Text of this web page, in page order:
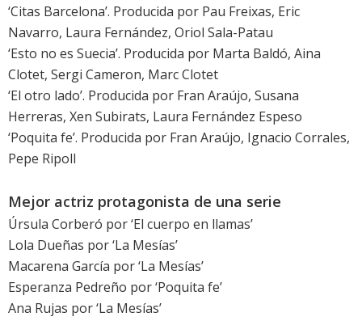
‘Citas Barcelona’. Producida por Pau Freixas, Eric
Navarro, Laura Fernández, Oriol Sala-Patau
‘Esto no es Suecia’. Producida por Marta Baldó, Aina
Clotet, Sergi Cameron, Marc Clotet
‘El otro lado’. Producida por Fran Araújo, Susana
Herreras, Xen Subirats, Laura Fernández Espeso
‘Poquita fe’. Producida por Fran Araújo, Ignacio Corrales,
Pepe Ripoll
Mejor actriz protagonista de una serie
Úrsula Corberó por ‘El cuerpo en llamas’
Lola Dueñas por ‘La Mesías’
Macarena García por ‘La Mesías’
Esperanza Pedreño por ‘Poquita fe’
Ana Rujas por ‘La Mesías’